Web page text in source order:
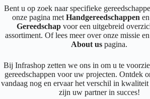
Bent u op zoek naar specifieke
onze pagina metHandgereedschappen
Gereedschapvoor een uitgebreid
assortiment. Of lees meer over onze missie
About us pagina.
Bij Infrashop zetten we ons in om u te
gereedschappen voor uw projecten. Ontdek
vandaag nog en ervaar het verschil in
zijn uw partner in succes!